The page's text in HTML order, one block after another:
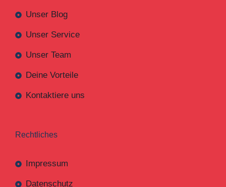
Unser Blog
Unser Service
Unser Team
Deine Vorteile
Kontaktiere uns
Rechtliches
Impressum
Datenschutz